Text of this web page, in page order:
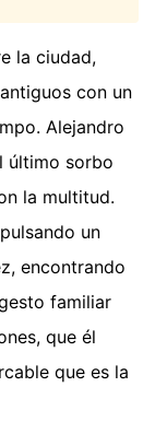
la ciudad,
con un
Alejandro
último sorbo
la multitud.
un
encontrando
familiar
que él
que es la